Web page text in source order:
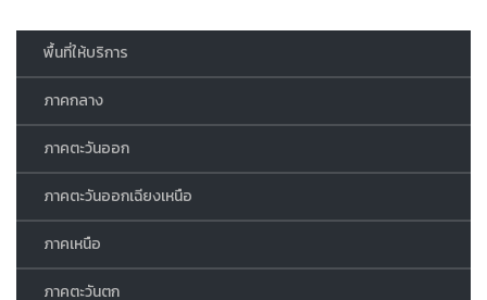
พื้นที่ให้บริการ
ภาคกลาง
ภาคตะวันออก
ภาคตะวันออกเฉียงเหนือ
ภาคเหนือ
ภาคตะวันตก